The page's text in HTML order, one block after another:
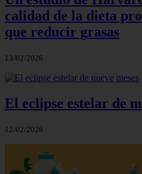
calidad de la dieta
que reducir grasas
13/02/2026
El eclipse estelar de
12/02/2026